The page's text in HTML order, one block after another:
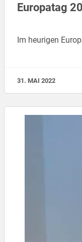
Europatag
Im heurigen
31. MAI 2022